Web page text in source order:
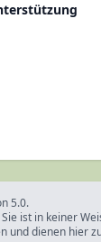
5.0.
ist in keiner
und dienen hier